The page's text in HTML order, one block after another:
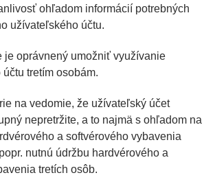
ohľadom informácií potrebných
užívateľského účtu.
je oprávnený umožniť využívanie
tretím osobám.
na vedomie, že užívateľský účet
nepretržite, a to najmä s ohľadom na
a softvérového vybavenia
nutnú údržbu hardvérového a
tretích osôb.